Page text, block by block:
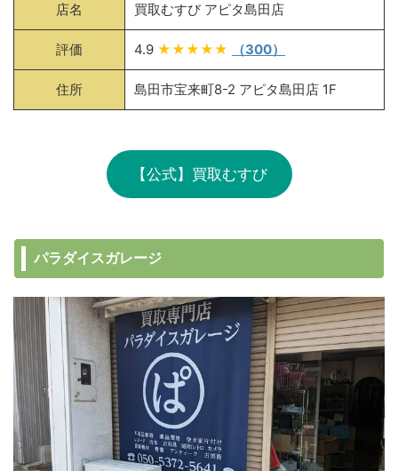
店名 買取むすび アピタ島田店
評価 4.9 ★★★★★ （300）
住所 島田市宝来町8-2 アピタ島田店 1F
【公式】買取むすび
パラダイスガレージ